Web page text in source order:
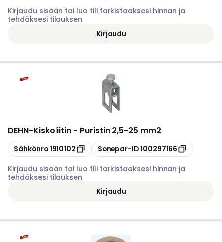
Kirjaudu sisään tai luo tili tarkistaaksesi hinnan ja
tehdäksesi tilauksen
Kirjaudu
DEHN-Kiskoliitin - Puristin 2,5-25 mm2
Kopioi
Sähkönro1910102 Kopioi
Sonepar-ID100297166
Kirjaudu sisään tai luo tili tarkistaaksesi hinnan ja
tehdäksesi tilauksen
Kirjaudu